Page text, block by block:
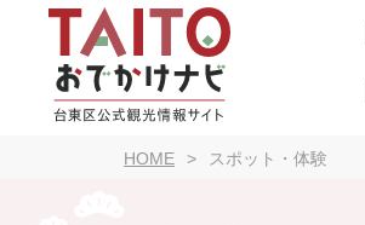
HOME スポット・体験